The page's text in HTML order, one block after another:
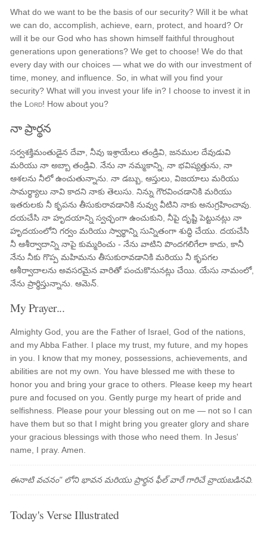
What do we want to be the basis of our security? Will it be what
we can do, accomplish, achieve, earn, protect, and hoard? Or
will it be our God who has shown himself faithful throughout
generations upon generations? We get to choose! We do that
every day with our choices — what we do with our investment of
time, money, and influence. So, in what will you find your
security? What will you invest your life in? I choose to invest it in
the Lord! How about you?
నా ప్రార్థన
సర్వశక్తిమంతుడైన దేవా, నీవు ఇశ్రాయేలు తండ్రివి, జనముల దేవుడువి
మరియు నా అబ్బా తండ్రివి. నేను నా నమ్మకాన్ని, నా భవిష్యత్తును, నా
ఆశలను నీలో ఉంచుతున్నాను. నా డబ్బు, ఆస్తులు, విజయాలు మరియు
సామర్థ్యాలు నావి కాదని నాకు తెలుసు. నిన్ను గౌరవించడానికి మరియు
ఇతరులకు నీ కృపను తీసుకురావడానికి నువ్వు వీటిని నాకు అనుగ్రహించావు.
దయచేసి నా హృదయాన్ని స్వచ్ఛంగా ఉంచుకుని, నీపై దృష్టి పెట్టునట్లు నా
హృదయంలోని గర్వం మరియు స్వార్థాన్ని సున్నితంగా శుద్ధి చేయు. దయచేసి
నీ ఆశీర్వాదాన్ని నాపై కుమ్మరించు - నేను వాటిని పొందగలిగేలా కాదు, కానీ
నేను నీకు గొప్ప మహిమను తీసుకురావడానికి మరియు నీ కృపగల
ఆశీర్వాదాలను అవసరమైన వారితో పంచుకొనునట్లు చేయి. యేసు నామంలో,
నేను ప్రార్థిస్తున్నాను. ఆమెన్.
My Prayer...
Almighty God, you are the Father of Israel, God of the nations,
and my Abba Father. I place my trust, my future, and my hopes
in you. I know that my money, possessions, achievements, and
abilities are not my own. You have blessed me with these to
honor you and bring your grace to others. Please keep my heart
pure and focused on you. Gently purge my heart of pride and
selfishness. Please pour your blessing out on me — not so I can
have them but so that I might bring you greater glory and share
your gracious blessings with those who need them. In Jesus'
name, I pray. Amen.
ఈనాటి వచనం" లోని భావన మరియు ప్రార్థన ఫీల్ వారే గారిచే వ్రాయబడినవి.
Today's Verse Illustrated